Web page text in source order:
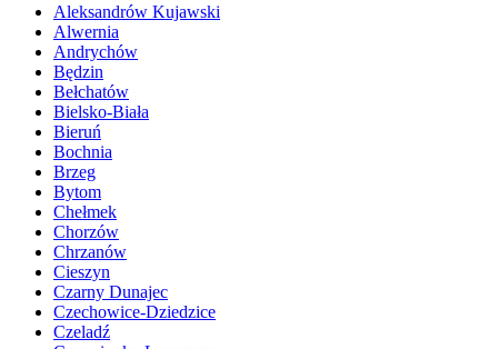
Aleksandrów Kujawski
Alwernia
Andrychów
Będzin
Bełchatów
Bielsko-Biała
Bieruń
Bochnia
Brzeg
Bytom
Chełmek
Chorzów
Chrzanów
Cieszyn
Czarny Dunajec
Czechowice-Dziedzice
Czeladź